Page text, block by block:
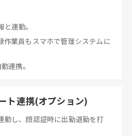
連動。
作業員もスマホで管理システムに
連携。
ト連携(オプション)
動し、顔認証時に出勤退勤を打